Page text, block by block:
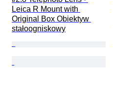
Leica R Mount with
Original Box Obiektyw
stałoogniskowy